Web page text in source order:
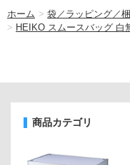
ホーム >袋／ラッピング／
> HEIKO スムースバッグ 白
商品カテゴリ